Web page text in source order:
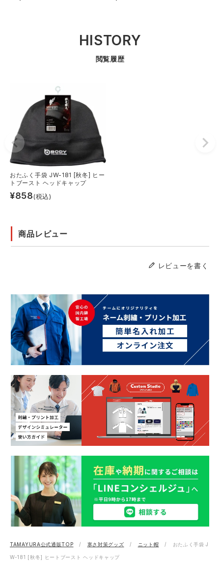
HISTORY
閲覧履歴
おたふく手袋 JW-181 [秋冬] ヒー
トブースト ヘッドキャップ
¥858(税込)
商品レビュー
レビューを書く
TAMAYURA公式通販TOP 寒さ対策グッズ ニット帽 おたふく手袋 J
W-181 [秋冬] ヒートブースト ヘッドキャップ